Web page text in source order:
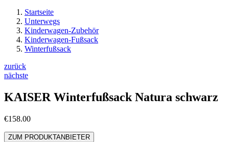
Startseite
Unterwegs
Kinderwagen-Zubehör
Kinderwagen-Fußsack
Winterfußsack
zurück
nächste
KAISER Winterfußsack Natura schwarz
€158.00
ZUM PRODUKTANBIETER